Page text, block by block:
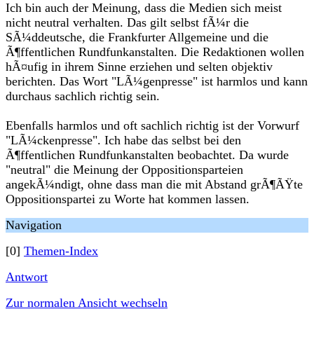
Ich bin auch der Meinung, dass die Medien sich meist
nicht neutral verhalten. Das gilt selbst fÃ¼r die
SÃ¼ddeutsche, die Frankfurter Allgemeine und die
Ã¶ffentlichen Rundfunkanstalten. Die Redaktionen wollen
hÃ¤ufig in ihrem Sinne erziehen und selten objektiv
berichten. Das Wort "LÃ¼genpresse" ist harmlos und kann
durchaus sachlich richtig sein.
Ebenfalls harmlos und oft sachlich richtig ist der Vorwurf
"LÃ¼ckenpresse". Ich habe das selbst bei den
Ã¶ffentlichen Rundfunkanstalten beobachtet. Da wurde
"neutral" die Meinung der Oppositionsparteien
angekÃ¼ndigt, ohne dass man die mit Abstand grÃ¶ÃŸte
Oppositionspartei zu Worte hat kommen lassen.
Navigation
[0] Themen-Index
Antwort
Zur normalen Ansicht wechseln